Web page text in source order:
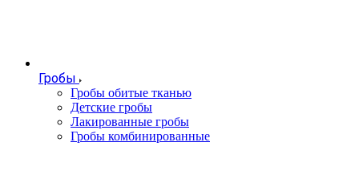
Гробы
Гробы обитые тканью
Детские гробы
Лакированные гробы
Гробы комбинированные